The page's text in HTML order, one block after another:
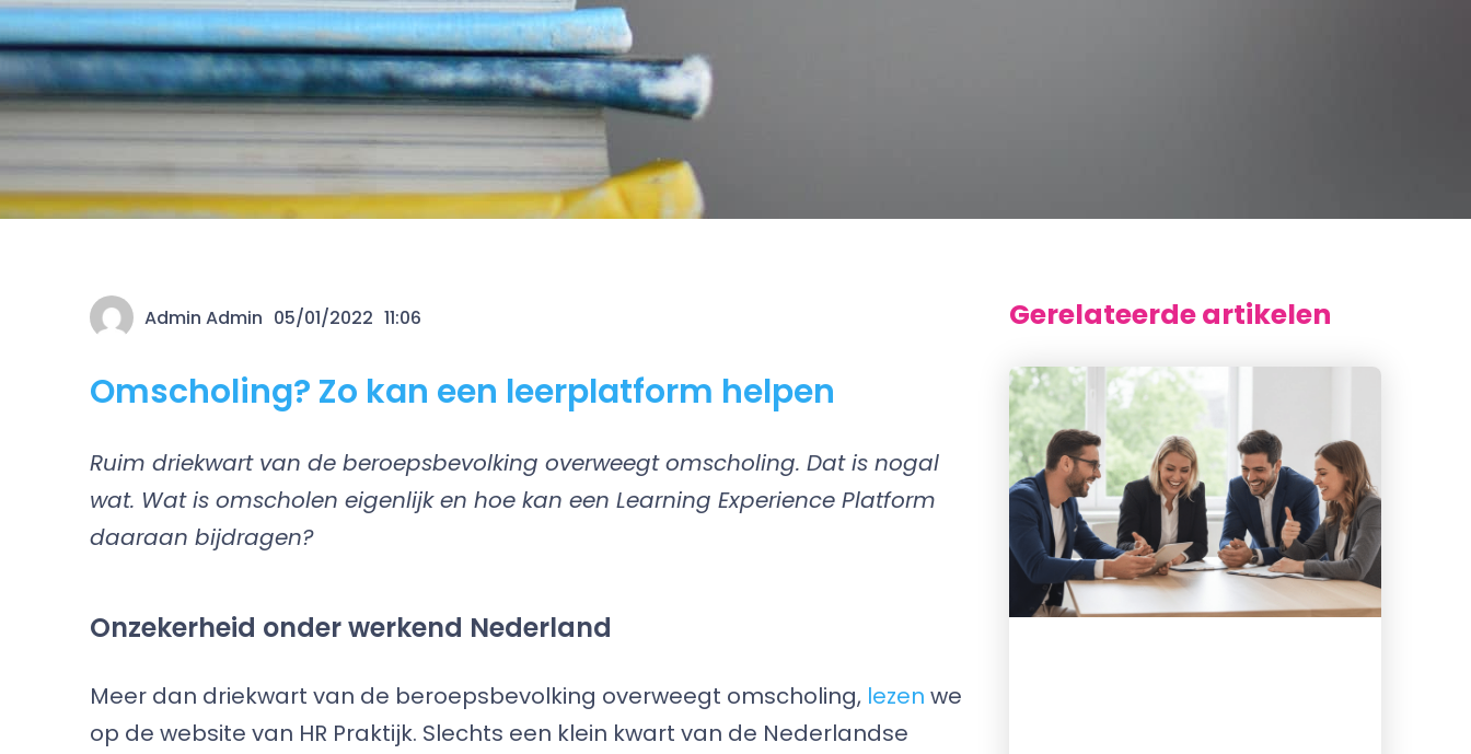
Admin Admin 05/01/2022 11:06
Omscholing? Zo kan een leerplatform helpen
Ruim driekwart van de beroepsbevolking overweegt omscholing. Dat is nogal
wat. Wat is omscholen eigenlijk en hoe kan een Learning Experience Platform
daaraan bijdragen?
Onzekerheid onder werkend Nederland
Meer dan driekwart van de beroepsbevolking overweegt omscholing, lezen we
op de website van HR Praktijk. Slechts een klein kwart van de Nederlandse
Gerelateerde artikelen